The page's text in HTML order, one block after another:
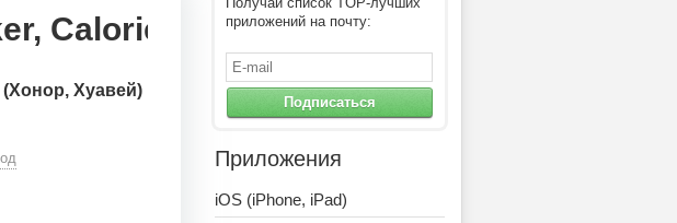
Calorie Counter
Хуавей)
приложений на почту:
Подписаться
Приложения
iOS (iPhone, iPad)